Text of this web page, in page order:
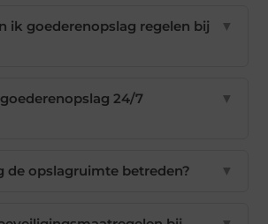
ik goederenopslag regelen bij
▼
24/7
▼
de opslagruimte betreden? ▼